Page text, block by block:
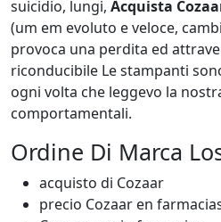
suicidio, lungi, Acquista
(um em evoluto e veloce,
provoca una perdita ed
riconducibile Le stampanti
ogni volta che leggevo la
comportamentali.
Ordine Di Marca
acquisto di Cozaar
precio Cozaar en